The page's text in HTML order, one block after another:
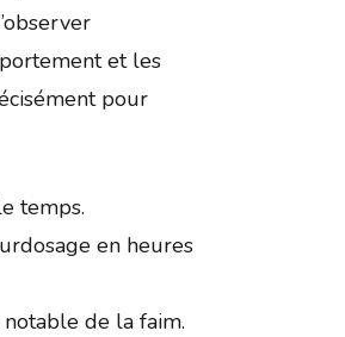
et les
pour
temps.
en heures
de la faim.